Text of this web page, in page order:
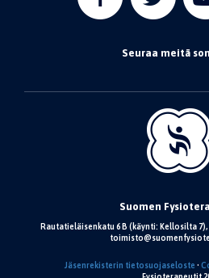
Seuraa meitä
Suomen
Rautatieläisenkatu 6 B (käynti: Kellosilta 7),
Jäsenrekisterin tietosuojaseloste •